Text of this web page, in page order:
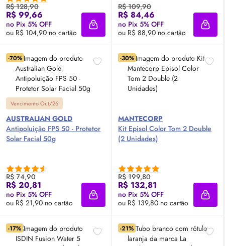
R$ 128,90
R$ 99,66
no Pix 5% OFF
ou R$ 104,90 no cartão
Adicionar à sacola
R$ 109,90
R$ 84,46
no Pix 5% OFF
ou R$ 88,90 no cartão
-70%
Vencimento Out/26
AUSTRALIAN GOLD
Antipoluição FPS 50 - Protetor
Solar Facial 50g
R$ 74,90
R$ 20,81
no Pix 5% OFF
ou R$ 21,90 no cartão
Adicionar à sacola
-30%
MANTECORP
Kit Episol Color Tom 2 Double
(2 Unidades)
R$ 199,80
R$ 132,81
no Pix 5% OFF
ou R$ 139,80 no cartão
-17% -21%